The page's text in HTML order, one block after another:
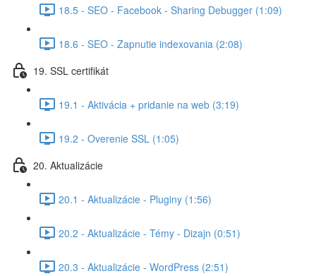
18.5 - SEO - Facebook - Sharing Debugger (1:09)
18.6 - SEO - Zapnutie indexovania (2:08)
19. SSL certifikát
19.1 - Aktivácia + pridanie na web (3:19)
19.2 - Overenie SSL (1:05)
20. Aktualizácie
20.1 - Aktualizácie - Pluginy (1:56)
20.2 - Aktualizácie - Témy - Dizajn (0:51)
20.3 - Aktualizácie - WordPress (2:51)